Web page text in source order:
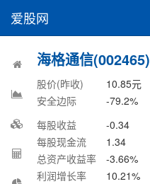
爱股网
海格通信(002465)
股价(昨收) 10.85元
安全边际
-79.2%
每股收益
-0.34
每股现金流
1.34
总资产收益率
-3.66%
利润增长率
10.21%